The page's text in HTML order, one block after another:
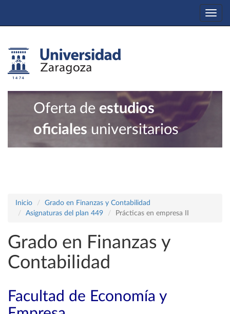
Oferta de estudios
oficiales universitarios
Inicio
Grado en Finanzas y Contabilidad
Asignaturas del plan 449
Prácticas en empresa II
Grado en Finanzas y
Contabilidad
Facultad de Economía y